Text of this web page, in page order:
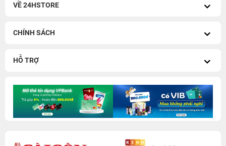
VỀ 24HSTORE
CHÍNH SÁCH
HỖ TRỢ